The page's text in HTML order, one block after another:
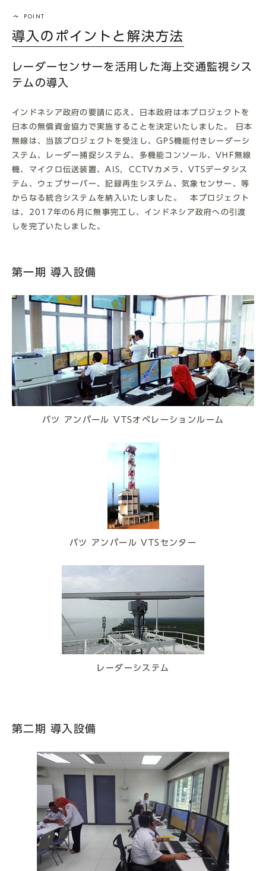
導入のポイントと解決方法
レーダーセンサーを活用した海上交通監視シス
テムの導入
インドネシア政府の要請に応え、日本政府は本プロジェクトを
日本の無償資金協力で実施することを決定いたしました。 日本
無線は、当該プロジェクトを受注し、GPS機能付きレーダーシ
ステム、レーダー捕捉システム、多機能コンソール、VHF無線
機、マイクロ伝送装置、AIS，CCTVカメラ、VTSデータシス
テム、ウェブサーバー、記録再生システム、気象センサー、等
からなる統合システムを納入いたしました。 本プロジェクト
は、2017年の6月に無事完工し、インドネシア政府への引渡
しを完了いたしました。
第一期 導入設備
バツ アンパール VTSオペレーションルーム
バツ アンパール VTSセンター
レーダーシステム
第二期 導入設備